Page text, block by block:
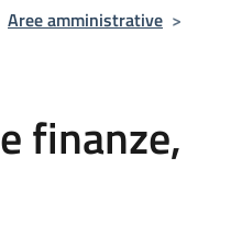
Aree amministrative >
finanze,